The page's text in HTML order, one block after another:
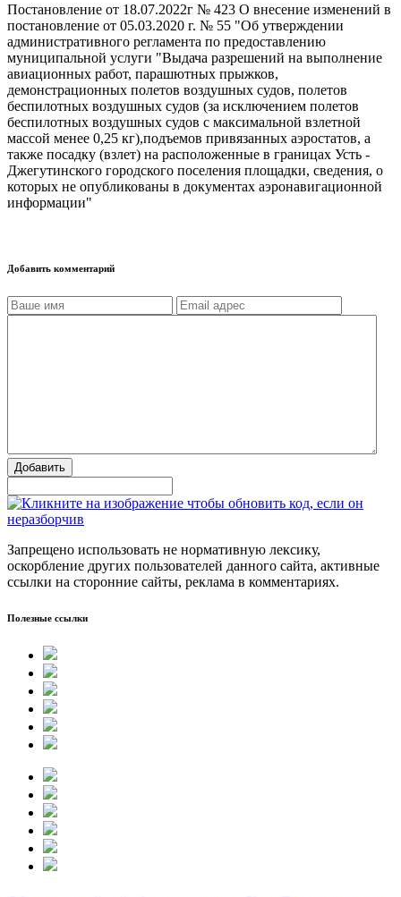
Постановление от 18.07.2022г № 423 О внесение изменений в
постановление от 05.03.2020 г. № 55 "Об утверждении
административного регламента по предоставлению
муниципальной услуги "Выдача разрешений на выполнение
авиационных работ, парашютных прыжков,
демонстрационных полетов воздушных судов, полетов
беспилотных воздушных судов (за исключением полетов
беспилотных воздушных судов с максимальной взлетной
массой менее 0,25 кг),подъемов привязанных аэростатов, а
также посадку (взлет) на расположенные в границах Усть -
Джегутинского городского поселения площадки, сведения, о
которых не опубликованы в документах аэронавигационной
информации"
Добавить комментарий
Добавить
Запрещено использовать не нормативную лексику,
оскорбление других пользователей данного сайта, активные
ссылки на сторонние сайты, реклама в комментариях.
Полезные ссылки